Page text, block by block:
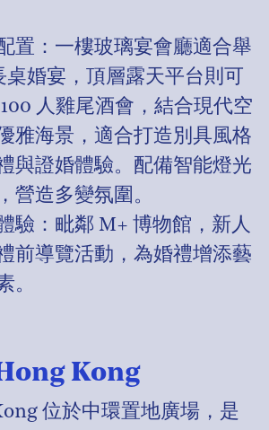
置：一樓玻璃宴會廳適合舉
桌婚宴，頂層露天平台則可
人雞尾酒會，結合現代空
雅海景，適合打造別具風格
與證婚體驗。配備智能燈光
營造多變氛圍。
驗：毗鄰 M+ 博物館，新人
前導覽活動，為婚禮增添藝
。
Kong
位於中環置地廣場，是